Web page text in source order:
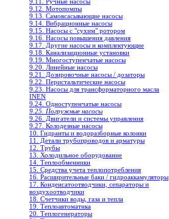
9.12. Мотопомпы
9.13. Самовсасывающие насосы
9.14. Вибрационные насосы
9.15. Насосы с "сухим" ротором
9.16. Насосы повышения давления
9.17. Другие насосы и комплектующие
9.18. Канализационные установки
9.19. Многоступенчатые насосы
9.20. Линейные насосы
9.21. Дозировочные насосы / дозаторы
9.22. Перистальтические насосы
9.23. Насосы для трансформаторного масла
INEN
9.24. Одноступенчатые насосы
9.25. Погружные насосы
9.26. Двигатели и системы управления
9.27. Колодезные насосы
10. Гидранты и водоразборные колонки
11. Детали трубопроводов и арматуры
12. Трубы
13. Холодильное oборудование
14. Теплообменники
15. Средства учета теплопотребления
16. Расширительные баки / гидроаккамуляторы
17. Конденсатоотводчики, сепараторы и
воздухоотводчики
18. Счетчики воды, газа и тепла
19. Теплоавтоматика
20. Теплогенераторы